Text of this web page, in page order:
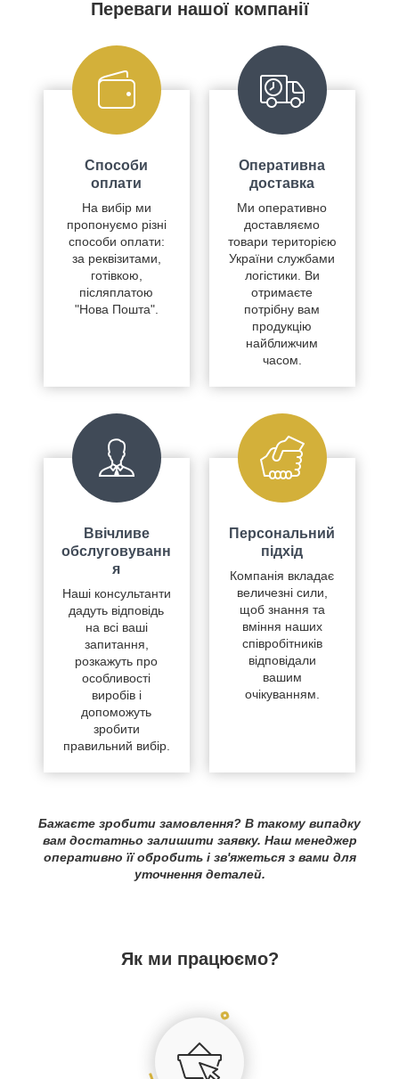
Переваги нашої компанії
Способи
оплати
На вибір ми
пропонуємо різні
способи оплати:
за реквізитами,
готівкою,
післяплатою
"Нова Пошта".
Оперативна
доставка
Ми оперативно
доставляємо
товари територією
України службами
логістики. Ви
отримаєте
потрібну вам
продукцію
найближчим
часом.
Ввічливе
обслуговуванн
я
Наші консультанти
дадуть відповідь
на всі ваші
запитання,
розкажуть про
особливості
виробів і
допоможуть
зробити
правильний вибір.
Персональний
підхід
Компанія вкладає
величезні сили,
щоб знання та
вміння наших
співробітників
відповідали
вашим
очікуванням.
Бажаєте зробити замовлення? В такому випадку
вам достатньо залишити заявку. Наш менеджер
оперативно її обробить і зв'яжеться з вами для
уточнення деталей.
Як ми працюємо?